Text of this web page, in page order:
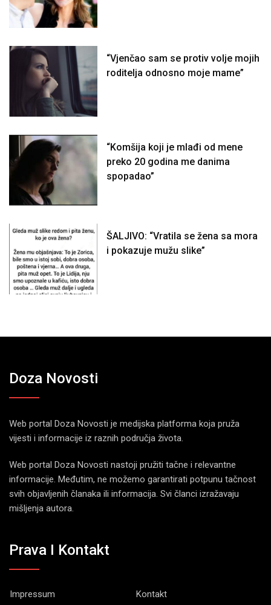
“Vjenčao sam se protiv volje mojih
roditelja odnosno moje mame”
“Komšija koji je mlađi od mene
preko 20 godina me danima
spopadao”
ŠALJIVO: “Vratila se žena sa mora
i pokazuje mužu slike”
Doza Novosti
Web portal Doza Novosti je medijska platforma koja pruža
vijesti i informacije iz raznih područja života.
Web portal Doza Novosti nastoji pružiti tačne i relevantne
informacije. Međutim, ne možemo garantirati potpunu tačnost
svih objavljenih članaka ili informacija. Svi članci izražavaju
mišljenja autora.
Prava I Kontakt
Impressum
Kontakt